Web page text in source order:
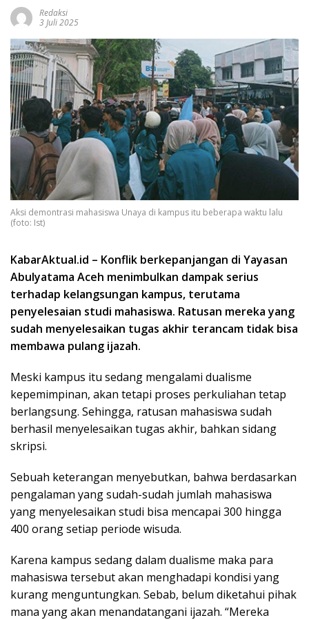
Redaksi
3 Juli 2025
Aksi demontrasi mahasiswa Unaya di kampus itu beberapa waktu lalu
(foto: Ist)
KabarAktual.id – Konflik berkepanjangan di Yayasan
Abulyatama Aceh menimbulkan dampak serius
terhadap kelangsungan kampus, terutama
penyelesaian studi mahasiswa. Ratusan mereka yang
sudah menyelesaikan tugas akhir terancam tidak bisa
membawa pulang ijazah.
Meski kampus itu sedang mengalami dualisme
kepemimpinan, akan tetapi proses perkuliahan tetap
berlangsung. Sehingga, ratusan mahasiswa sudah
berhasil menyelesaikan tugas akhir, bahkan sidang
skripsi.
Sebuah keterangan menyebutkan, bahwa berdasarkan
pengalaman yang sudah-sudah jumlah mahasiswa
yang menyelesaikan studi bisa mencapai 300 hingga
400 orang setiap periode wisuda.
Karena kampus sedang dalam dualisme maka para
mahasiswa tersebut akan menghadapi kondisi yang
kurang menguntungkan. Sebab, belum diketahui pihak
mana yang akan menandatangani ijazah. “Mereka